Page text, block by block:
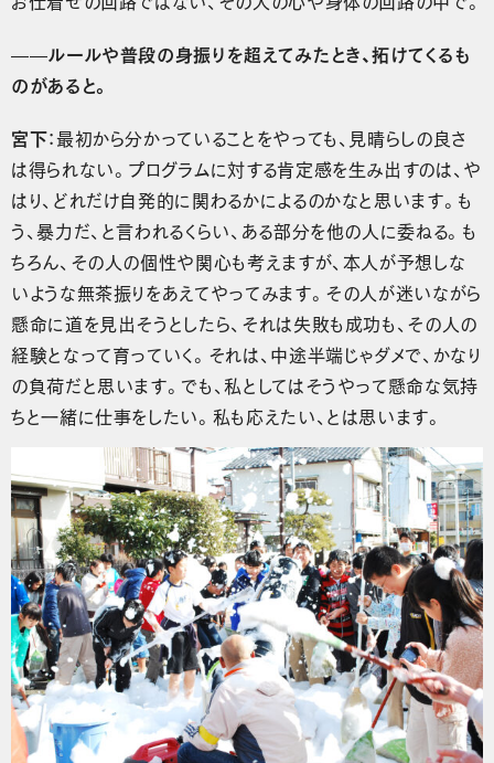
——ルールや普段の身振りを超えてみたとき、拓けてくるも
のがあると。
宮下：最初から分かっていることをやっても、見晴らしの良さ
は得られない。プログラムに対する肯定感を生み出すのは、や
はり、どれだけ自発的に関わるかによるのかなと思います。も
う、暴力だ、と言われるくらい、ある部分を他の人に委ねる。も
ちろん、その人の個性や関心も考えますが、本人が予想しな
いような無茶振りをあえてやってみます。その人が迷いながら
懸命に道を見出そうとしたら、それは失敗も成功も、その人の
経験となって育っていく。それは、中途半端じゃダメで、かなり
の負荷だと思います。でも、私としてはそうやって懸命な気持
ちと一緒に仕事をしたい。私も応えたい、とは思います。